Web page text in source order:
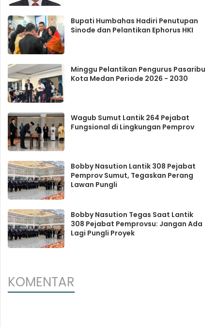
Bupati Humbahas Hadiri Penutupan
Sinode dan Pelantikan Ephorus HKI
Minggu Pelantikan Pengurus Pasaribu
Kota Medan Periode 2026 - 2030
Wagub Sumut Lantik 264 Pejabat
Fungsional di Lingkungan Pemprov
Bobby Nasution Lantik 308 Pejabat
Pemprov Sumut, Tegaskan Perang
Lawan Pungli
Bobby Nasution Tegas Saat Lantik
308 Pejabat Pemprovsu: Jangan Ada
Lagi Pungli Proyek
KOMENTAR